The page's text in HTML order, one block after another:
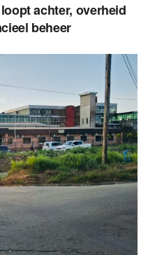
achter, overheid
beheer